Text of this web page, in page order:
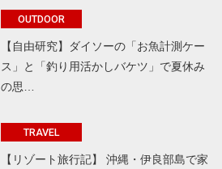
OUTDOOR
【自由研究】ダイソーの「お魚計測ケー
ス」と「釣り用活かしバケツ」で夏休み
の思…
TRAVEL
【リゾート旅行記】 沖縄・伊良部島で家